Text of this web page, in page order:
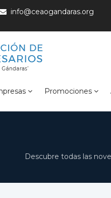
info@ceaogandaras.org
Promociones
Descubre todas las